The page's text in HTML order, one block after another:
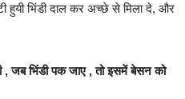
भिंडी दाल कर अच्छे से मिला दे, और
, जब भिंडी पक जाए , तो इसमें बेसन को